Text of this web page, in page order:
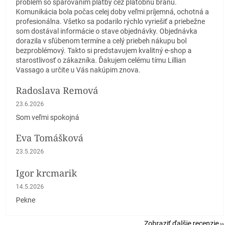
problém so spárovaním platby cez platobnú bránu.
Komunikácia bola počas celej doby veľmi príjemná, ochotná a
profesionálna. Všetko sa podarilo rýchlo vyriešiť a priebežne
som dostával informácie o stave objednávky. Objednávka
dorazila v sľúbenom termíne a celý priebeh nákupu bol
bezproblémový. Takto si predstavujem kvalitný e-shop a
starostlivosť o zákazníka. Ďakujem celému tímu Lillian
Vassago a určite u Vás nakúpim znova.
Radoslava Remová
Hodnotenie obchodu je 5 z 5 hviezdičiek.
23.6.2026
Som veľmi spokojná
Eva Tomášková
Hodnotenie obchodu je 5 z 5 hviezdičiek.
23.5.2026
Igor krcmarik
Hodnotenie obchodu je 5 z 5 hviezdičiek.
14.5.2026
Pekne